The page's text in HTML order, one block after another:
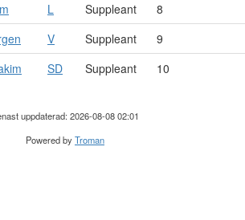
L Suppleant
8
V Suppleant
9
SD Suppleant 10
uppdaterad: 2026-08-08 02:01
Powered byTroman